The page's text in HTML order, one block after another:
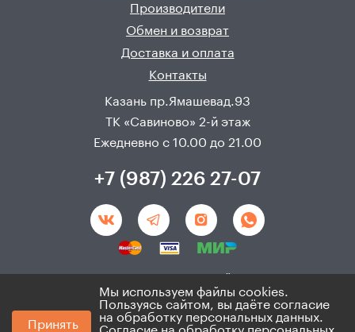
Производители
Обмен и возврат
Доставка и оплата
Контакты
Казань пр.Ямашевад.93
ТК «Савиново» 2-й этаж
Ежедневно с 10.00 до 21.00
+7 (987) 226 27-07
© 2008 - 2026. ИП Хадыев Р.И.(ИНН 166010471459). Не
является публичной офертой.
Принять
Мы используем файлы cookies.
Пользуясь сайтом, вы даёте согласие
на обработку персональных данных.